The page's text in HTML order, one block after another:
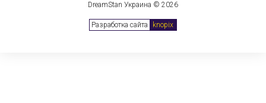
DreamStan Украина © 2026
Разработка сайта knopix